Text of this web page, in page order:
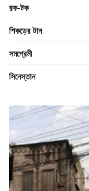
রক-টক
শিকড়ের টান
সমপ্রেমী
সিনেস্তান